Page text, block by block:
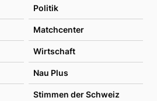
Politik
Matchcenter
Wirtschaft
Nau Plus
Stimmen der Schweiz